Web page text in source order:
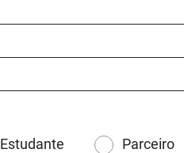
Estudante Parceiro